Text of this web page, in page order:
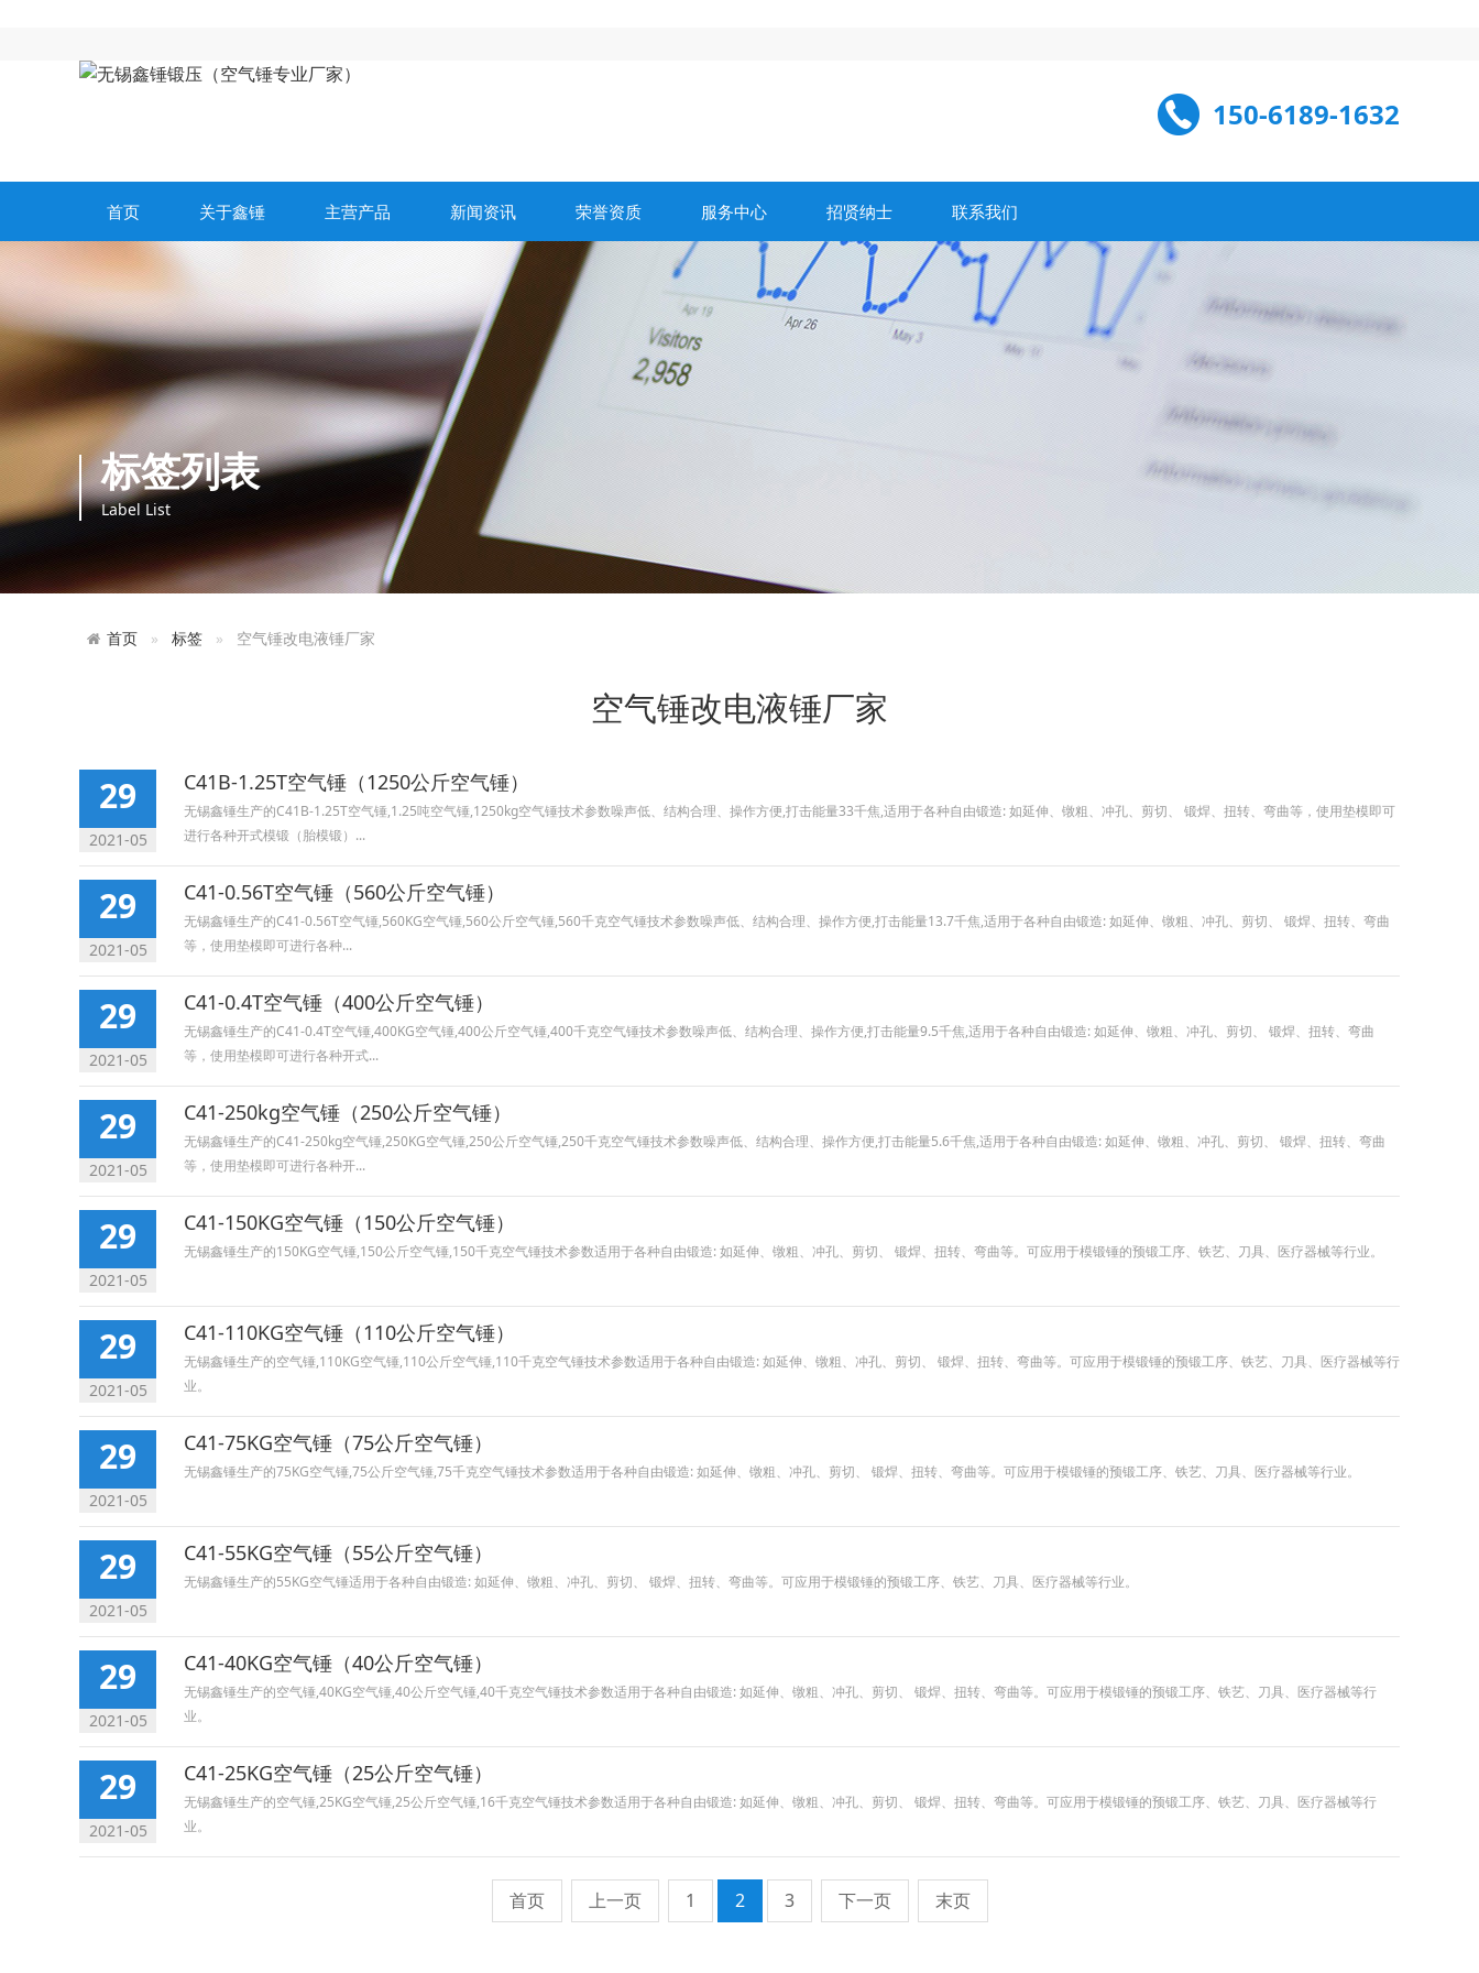
150-6189-1632
首页 关于鑫锤 主营产品 新闻资讯 荣誉资质 服务中心 招贤纳士 联系我们
标签列表
Label List
首页 标签 空气锤改电液锤厂家
空气锤改电液锤厂家
29
2021-05
C41B-1.25T空气锤（1250公斤空气锤）
无锡鑫锤生产的C41B-1.25T空气锤,1.25吨空气锤,1250kg空气锤技术参数噪声低、结构合理、操作方便,打击能量33千焦,适用于各种自由锻造: 如延伸、镦粗、冲孔、剪切、 锻焊、扭转、弯曲等，使用垫模即可
进行各种开式模锻（胎模锻）...
29
2021-05
C41-0.56T空气锤（560公斤空气锤）
无锡鑫锤生产的C41-0.56T空气锤,560KG空气锤,560公斤空气锤,560千克空气锤技术参数噪声低、结构合理、操作方便,打击能量13.7千焦,适用于各种自由锻造: 如延伸、镦粗、冲孔、剪切、 锻焊、扭转、弯曲
等，使用垫模即可进行各种...
29
2021-05
C41-0.4T空气锤（400公斤空气锤）
无锡鑫锤生产的C41-0.4T空气锤,400KG空气锤,400公斤空气锤,400千克空气锤技术参数噪声低、结构合理、操作方便,打击能量9.5千焦,适用于各种自由锻造: 如延伸、镦粗、冲孔、剪切、 锻焊、扭转、弯曲
等，使用垫模即可进行各种开式...
29
2021-05
C41-250kg空气锤（250公斤空气锤）
无锡鑫锤生产的C41-250kg空气锤,250KG空气锤,250公斤空气锤,250千克空气锤技术参数噪声低、结构合理、操作方便,打击能量5.6千焦,适用于各种自由锻造: 如延伸、镦粗、冲孔、剪切、 锻焊、扭转、弯曲
等，使用垫模即可进行各种开...
29
2021-05
C41-150KG空气锤（150公斤空气锤）
无锡鑫锤生产的150KG空气锤,150公斤空气锤,150千克空气锤技术参数适用于各种自由锻造: 如延伸、镦粗、冲孔、剪切、 锻焊、扭转、弯曲等。可应用于模锻锤的预锻工序、铁艺、刀具、医疗器械等行业。
29
2021-05
C41-110KG空气锤（110公斤空气锤）
无锡鑫锤生产的空气锤,110KG空气锤,110公斤空气锤,110千克空气锤技术参数适用于各种自由锻造: 如延伸、镦粗、冲孔、剪切、 锻焊、扭转、弯曲等。可应用于模锻锤的预锻工序、铁艺、刀具、医疗器械等行
业。
29
2021-05
C41-75KG空气锤（75公斤空气锤）
无锡鑫锤生产的75KG空气锤,75公斤空气锤,75千克空气锤技术参数适用于各种自由锻造: 如延伸、镦粗、冲孔、剪切、 锻焊、扭转、弯曲等。可应用于模锻锤的预锻工序、铁艺、刀具、医疗器械等行业。
29
2021-05
C41-55KG空气锤（55公斤空气锤）
无锡鑫锤生产的55KG空气锤适用于各种自由锻造: 如延伸、镦粗、冲孔、剪切、 锻焊、扭转、弯曲等。可应用于模锻锤的预锻工序、铁艺、刀具、医疗器械等行业。
29
2021-05
C41-40KG空气锤（40公斤空气锤）
无锡鑫锤生产的空气锤,40KG空气锤,40公斤空气锤,40千克空气锤技术参数适用于各种自由锻造: 如延伸、镦粗、冲孔、剪切、 锻焊、扭转、弯曲等。可应用于模锻锤的预锻工序、铁艺、刀具、医疗器械等行
业。
29
2021-05
C41-25KG空气锤（25公斤空气锤）
无锡鑫锤生产的空气锤,25KG空气锤,25公斤空气锤,16千克空气锤技术参数适用于各种自由锻造: 如延伸、镦粗、冲孔、剪切、 锻焊、扭转、弯曲等。可应用于模锻锤的预锻工序、铁艺、刀具、医疗器械等行
业。
首页 上一页 1 2 3 下一页 末页